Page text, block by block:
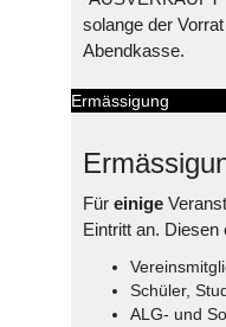
solange der
Abendkasse.
Ermässigung
Für einige
Eintritt an. Diesen
Schüler,
ALG- und